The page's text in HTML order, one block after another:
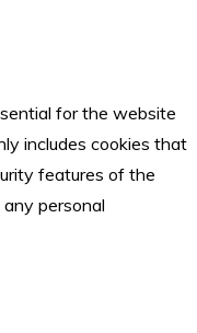
for the website
includes cookies that
features of the
personal